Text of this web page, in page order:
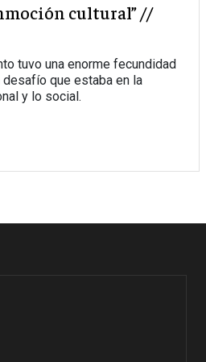
cultural” //
tuvo una enorme fecundidad
que estaba en la
y lo social.